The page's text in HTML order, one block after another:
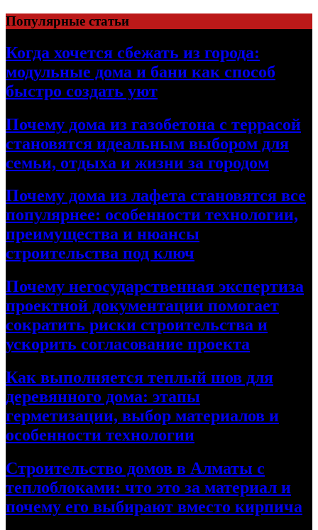
Перейти
к
содержимому
Популярные статьи
Когда хочется сбежать из города:
модульные дома и бани как способ
быстро создать уют
Почему дома из газобетона с террасой
становятся идеальным выбором для
семьи, отдыха и жизни за городом
Почему дома из лафета становятся все
популярнее: особенности технологии,
преимущества и нюансы
строительства под ключ
Почему негосударственная экспертиза
проектной документации помогает
сократить риски строительства и
ускорить согласование проекта
Как выполняется теплый шов для
деревянного дома: этапы
герметизации, выбор материалов и
особенности технологии
Строительство домов в Алматы с
теплоблоками: что это за материал и
почему его выбирают вместо кирпича